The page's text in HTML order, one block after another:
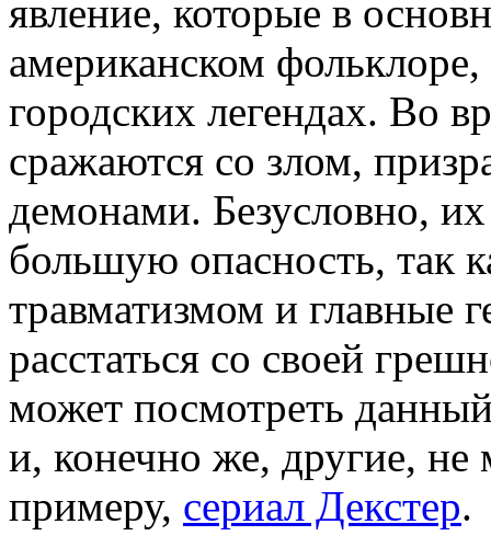
явление, которые в
американском
городских легендах. Во
сражаются со злом,
демонами. Безусловно, их
большую опасность, так
травматизмом и главные
расстаться со своей
может посмотреть
и, конечно же, другие,
примеру, сериал Декстер.